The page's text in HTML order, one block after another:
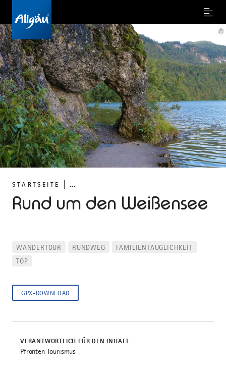
Menu
STARTSEITE ...
Rund um den Weißensee
©
WANDERTOUR RUNDWEG
FAMILIENTAUGLICHKEIT
TOP
GPX-DOWNLOAD
VERANTWORTLICH FÜR DEN INHALT
Pfronten Tourismus